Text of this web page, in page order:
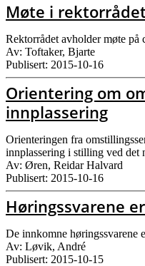
Møte i
Rektorrådet avholder møte på
Av: Toftaker, Bjarte
Publisert: 2015-10-16
Orientering om
innplassering
Orienteringen fra
innplassering i stilling ved det
Av: Øren, Reidar Halvard
Publisert: 2015-10-16
Høringssvarene
De innkomne høringssvarene
Av: Løvik, André
Publisert: 2015-10-15